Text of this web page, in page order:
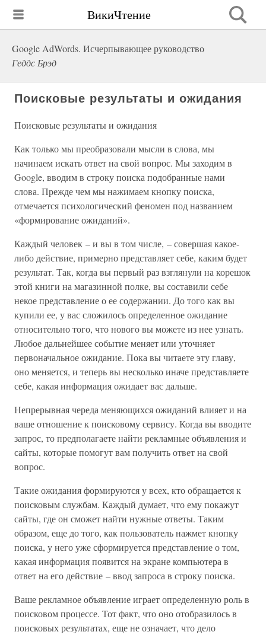
ВикиЧтение
Google AdWords. Исчерпывающее руководство
Геддс Брэд
Поисковые результаты и ожидания
Поисковые результаты и ожидания
Как только мы преобразовали мысли в слова, мы
начинаем искать ответ на свой вопрос. Мы заходим в
Google, вводим в строку поиска подобранные нами
слова. Прежде чем мы нажимаем кнопку поиска,
отмечается психологический феномен под названием
«формирование ожиданий».
Каждый человек – и вы в том числе, – совершая какое-
либо действие, примерно представляет себе, каким будет
результат. Так, когда вы первый раз взглянули на корешок
этой книги на магазинной полке, вы составили себе
некое представление о ее содержании. До того как вы
купили ее, у вас сложилось определенное ожидание
относительно того, что нового вы можете из нее узнать.
Любое дальнейшее событие меняет или уточняет
первоначальное ожидание. Пока вы читаете эту главу,
оно меняется, и теперь вы несколько иначе представляете
себе, какая информация ожидает вас дальше.
Непрерывная череда меняющихся ожиданий влияет и на
ваше отношение к поисковому сервису. Когда вы вводите
запрос, то предполагаете найти рекламные объявления и
сайты, которые помогут вам получить ответ на свой
вопрос.
Такие ожидания формируются у всех, кто обращается к
поисковым службам. Каждый думает, что ему покажут
сайты, где он сможет найти нужные ответы. Таким
образом, еще до того, как пользователь нажмет кнопку
поиска, у него уже сформируется представление о том,
какая информация появится на экране компьютера в
ответ на его действие – ввод запроса в строку поиска.
Ваше рекламное объявление играет определенную роль в
поисковом процессе. Тот факт, что оно отобразилось в
поисковых результатах, еще не означает, что дело